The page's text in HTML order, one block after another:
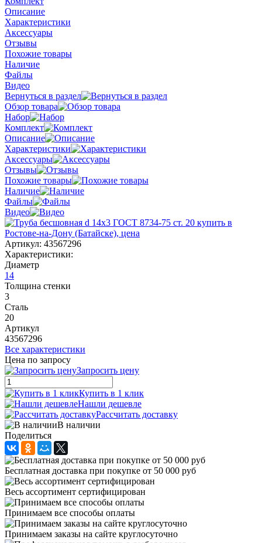
Описание
Характеристики
Аксессуары
Отзывы
Похожие товары
Наличие
Файлы
Видео
Вернуться в раздел
Обзор товара
Набор
Комплект
Описание
Характеристики
Аксессуары
Отзывы
Похожие товары
Наличие
Файлы
Видео
Артикул: 43567296
Характеристики:
Диаметр
14
Толщина стенки
3
Сталь
20
Артикул
43567296
Все характеристики
Цена по запросу
Запросить цену
Купить в 1 клик
Нашли дешевле
Рассчитать доставку
В наличии
Поделиться
Бесплатная доставка при покупке от 50 000 руб
Весь ассортимент сертифицирован
Принимаем все способы оплаты
Принимаем заказы на сайте круглосуточно